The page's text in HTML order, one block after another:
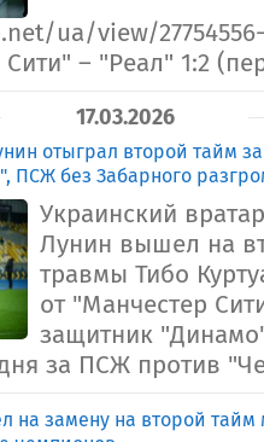
ua/view/
– "Реал" 1:2
17.03.2026
отыграл второй тайм
ПСЖ без Забарного
Украинский
Лунин вышел на
травмы Тибо
от "Манчестер
защитник
за ПСЖ против
на замену на второй тайм